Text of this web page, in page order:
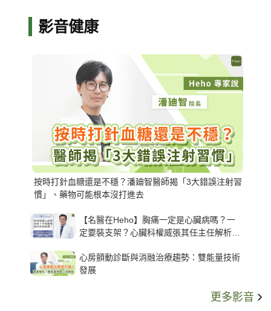
影音健康
按時打針血糖還是不穩？潘廸智醫師揭「3大錯誤注射習
慣」、藥物可能根本沒打進去
【名醫在Heho】胸痛一定是心臟病嗎？一
定要裝支架？心臟科權威張其任主任解析支
心房顫動診斷與消融治療趨勢：雙能量技術
發展
更多影音